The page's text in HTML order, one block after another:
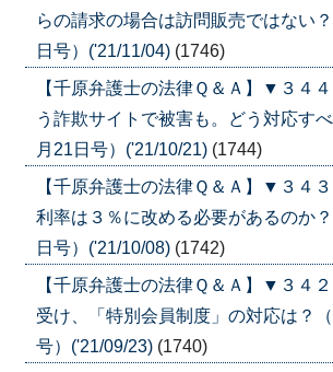
らの請求の場合は訪問販売ではない
日号）('21/11/04) (1746)
【千原弁護士の法律Ｑ＆Ａ】▼３
う詐欺サイトで被害も。どう対応す
月21日号）('21/10/21) (1744)
【千原弁護士の法律Ｑ＆Ａ】▼３
利率は３％に改める必要があるのか
日号）('21/10/08) (1742)
【千原弁護士の法律Ｑ＆Ａ】▼３
受け、「特別会員制度」の対応は？
号）('21/09/23) (1740)